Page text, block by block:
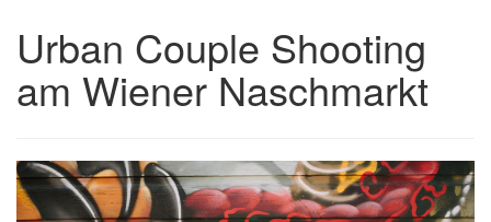
Urban Couple Shooting
am Wiener Naschmarkt